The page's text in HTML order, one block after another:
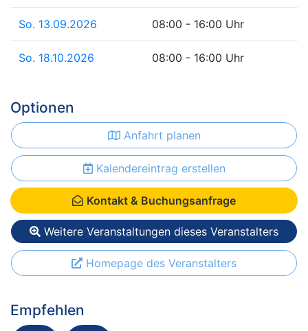
So. 13.09.2026 08:00 - 16:00 Uhr
So. 18.10.2026 08:00 - 16:00 Uhr
Optionen
Anfahrt planen
Kalendereintrag erstellen
Kontakt & Buchungsanfrage
Weitere Veranstaltungen dieses Veranstalters
Homepage des Veranstalters
Empfehlen